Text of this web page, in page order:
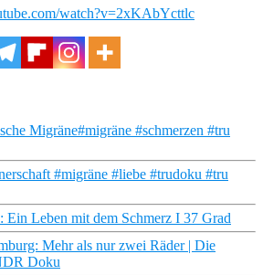
watch?v=2xKAbYcttlc
Migräne#migräne #schmerzen #tru
#migräne #liebe #trudoku #tru
Ein Leben mit dem Schmerz I 37 Grad
Mehr als nur zwei Räder | Die
Doku